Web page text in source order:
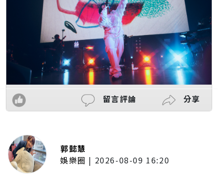
留言評論 分享
郭懿慧
娛樂圈 | 2026-08-09 16:20